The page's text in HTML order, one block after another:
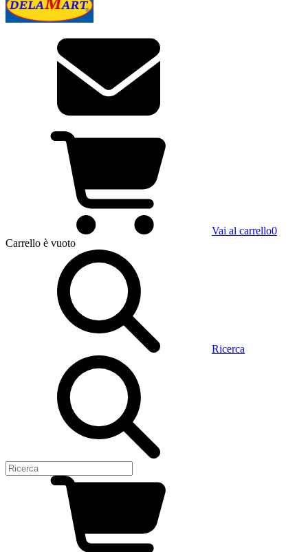
Vai al carrello0
Carrello è vuoto
Ricerca